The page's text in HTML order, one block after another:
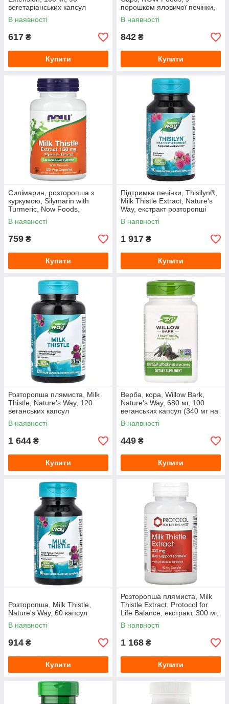
вегетаріанських капсул
В наявності
617 ₴
Купити
порошком яловичої печінки,
100 капсул
В наявності
842 ₴
Купити
Силімарин, розторопша з
куркумою, Silymarin with
Turmeric, Now Foods,
екстракт, 150 мг, 120
вегетаріанських капсул
В наявності
759 ₴
Купити
Підтримка печінки, Thisilyn®,
Milk Thistle Extract, Nature's
Way, екстракт розторопші
плямистої, 100 веганських
капсул
В наявності
1 917 ₴
Купити
Розторопша плямиста, Milk
Thistle, Nature's Way, 120
веганських капсул
В наявності
1 644 ₴
Купити
Верба, кора, Willow Bark,
Nature's Way, 680 мг, 100
веганських капсул (340 мг на
капсулу)
В наявності
449 ₴
Купити
Розторопша, Milk Thistle,
Nature's Way, 60 капсул
В наявності
914 ₴
Купити
Розторопша плямиста, Milk
Thistle Extract, Protocol for
Life Balance, екстракт, 300 мг,
90 веганських капсул
В наявності
1 168 ₴
Купити